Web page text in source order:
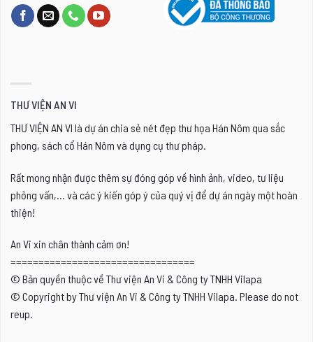
THƯ VIỆN AN VI
THƯ VIỆN AN VI là dự án chia sẻ nét đẹp thư họa Hán Nôm qua sắc
phong, sách cổ Hán Nôm và dụng cụ thư pháp.
Rất mong nhận được thêm sự đóng góp về hình ảnh, video, tư liệu
phỏng vấn,... và các ý kiến góp ý của quý vị để dự án ngày một hoàn
thiện!
An Vi xin chân thành cảm ơn!
=================================
© Bản quyền thuộc về Thư viện An Vi & Công ty TNHH Vilapa
© Copyright by Thư viện An Vi & Công ty TNHH Vilapa. Please do not
reup.